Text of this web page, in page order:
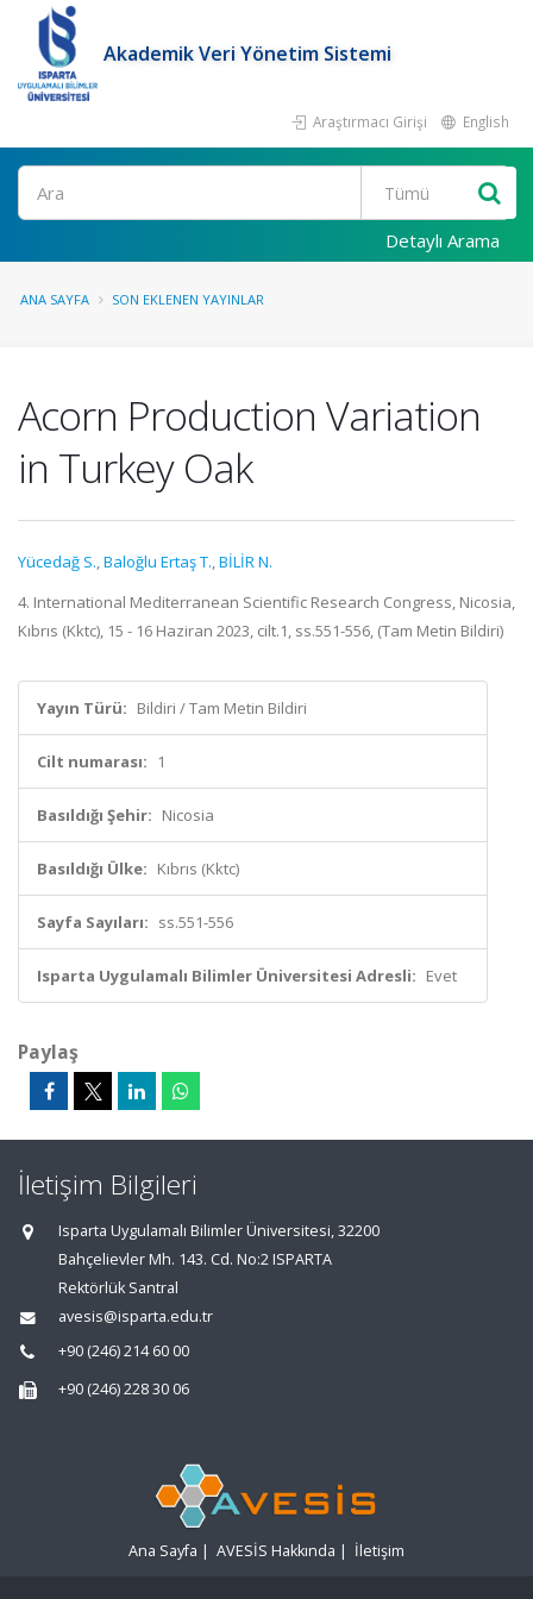
Akademik Veri Yönetim Sistemi
Araştırmacı Girişi English
Ara
Detaylı Arama
ANA SAYFA SON EKLENEN YAYINLAR
Acorn Production Variation
in Turkey Oak
Yücedağ S.,Baloğlu Ertaş T.,BİLİR N.
4. International Mediterranean Scientific Research Congress, Nicosia,
Kıbrıs (Kktc), 15 - 16 Haziran 2023, cilt.1, ss.551-556, (Tam Metin Bildiri)
Yayın Türü: Bildiri / Tam Metin Bildiri
Cilt numarası: 1
Basıldığı Şehir: Nicosia
Basıldığı Ülke: Kıbrıs (Kktc)
Sayfa Sayıları: ss.551-556
Isparta Uygulamalı Bilimler Üniversitesi Adresli: Evet
Paylaş
İletişim Bilgileri
Isparta Uygulamalı Bilimler Üniversitesi, 32200
Bahçelievler Mh. 143. Cd. No:2 ISPARTA
Rektörlük Santral
avesis@isparta.edu.tr
+90 (246) 214 60 00
+90 (246) 228 30 06
Ana Sayfa | AVESİS Hakkında | İletişim